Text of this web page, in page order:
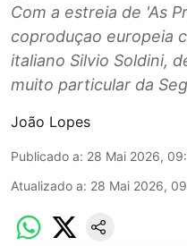
Com a estreia de 'As
coproduçao europeia
italiano Silvio Soldini,
muito particular da
João Lopes
Publicado a: 28 Mai 2026,
Atualizado a: 28 Mai 2026,